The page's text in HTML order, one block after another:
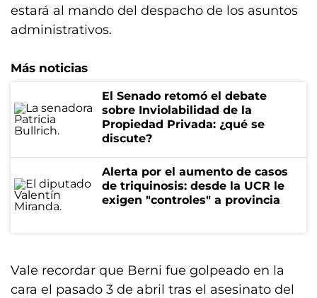
estará al mando del despacho de los asuntos
administrativos.
Más noticias
El Senado retomó el debate
sobre Inviolabilidad de la
Propiedad Privada: ¿qué se
discute?
Alerta por el aumento de casos
de triquinosis: desde la UCR le
exigen "controles" a provincia
Vale recordar que Berni fue golpeado en la
cara el pasado 3 de abril tras el asesinato del